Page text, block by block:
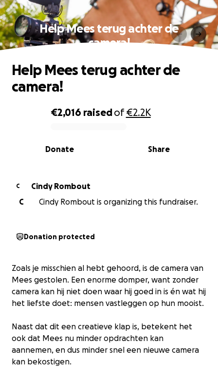
Help Mees terug achter de
camera!
0% complete
€2,016 raisedof€2.2K
Share
Donate
Help Mees terug achter de
camera!
C
Cindy Rombout
C
Cindy Rombout is organizing this fundraiser.
Donation protected
Zoals je misschien al hebt gehoord, is de camera van
Mees gestolen. Een enorme domper, want zonder
camera kan hij niet doen waar hij goed in is én wat hij
het liefste doet: mensen vastleggen op hun mooist.
Naast dat dit een creatieve klap is, betekent het
ook dat Mees nu minder opdrachten kan
aannemen, en dus minder snel een nieuwe camera
kan bekostigen.